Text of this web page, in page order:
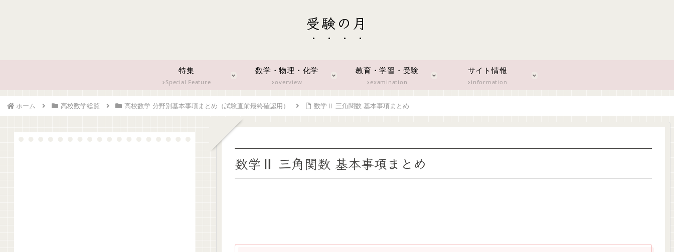
受験の月
特集
Special Feature
数学・物理・化学
overview
教育・学習・受験
examination
サイト情報
information
ホーム 高校数学総覧 高校数学 分野別基本事項まとめ（試験直前最終確認用） 数学Ⅱ 三角関数 基本事項まとめ
数学Ⅱ 三角関数 基本事項まとめ